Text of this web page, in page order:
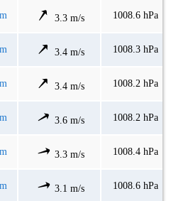
3.3 m/s 1008.6 hPa
3.4 m/s 1008.3 hPa
3.4 m/s 1008.2 hPa
3.6 m/s 1008.2 hPa
3.3 m/s 1008.4 hPa
3.1 m/s 1008.6 hPa